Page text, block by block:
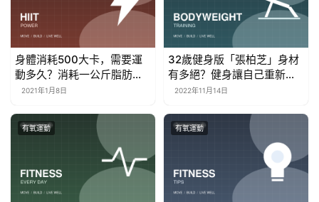
身體消耗500大卡，需要運
動多久？消耗一公斤脂肪需
要多久？
2021年1月8日
32歲健身版「張柏芝」身材
有多絕？健身讓自己重新找
回自己
2022年11月14日
有氧運動 有氧運動